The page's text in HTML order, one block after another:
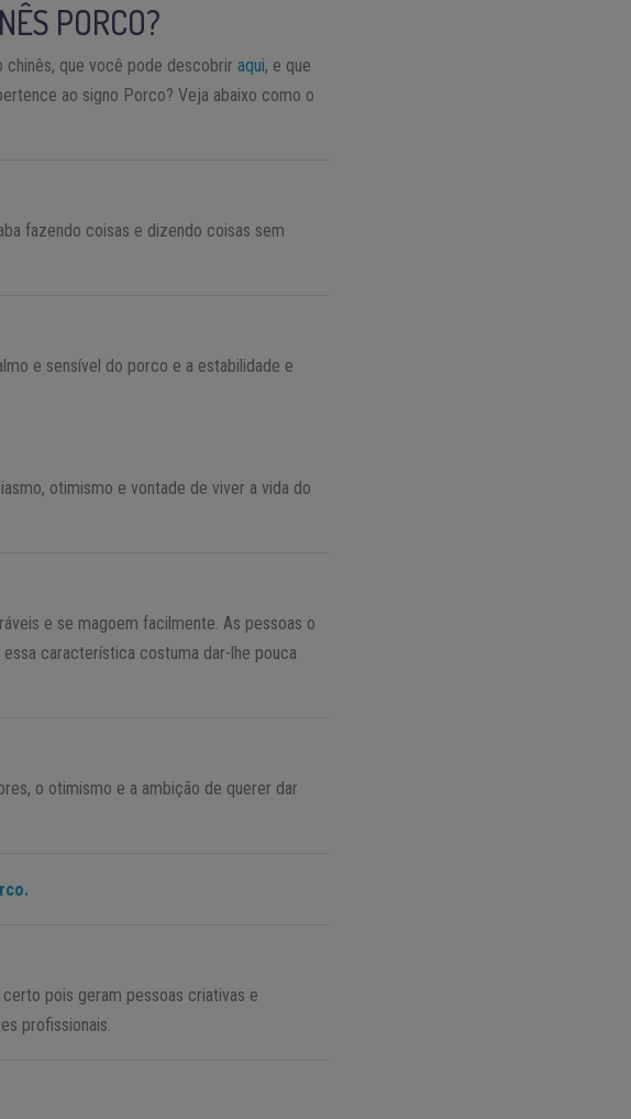
PORCO?
chinês, que você pode descobriraqui, e que
ao signo Porco? Veja abaixo como o
fazendo coisas e dizendo coisas sem
e sensível do porco e a estabilidade e
otimismo e vontade de viver a vida do
e se magoem facilmente. As pessoas o
característica costuma dar-lhe pouca
o otimismo e a ambição de querer dar
pois geram pessoas criativas e
profissionais.